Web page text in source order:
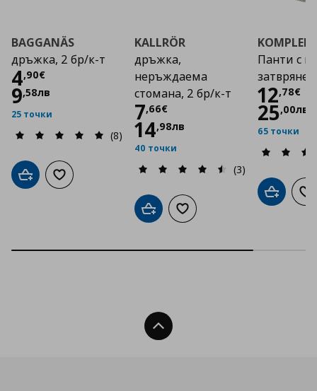
BAGGANÄS
дръжка, 2 бр/к-т
4,90€
Цена
9,58лв
25 точки
(8)
Добави в кошницата
Добави към списъка с любими
KALLRÖR
дръжка,
неръждаема
стомана, 2 бр/к-т
7,66€
Цена
14,98лв
40 точки
(3)
Добави в кошницата
Добави към списъка с
Панти с
затвряне
12,78€
Цена
25,00лв
65 точки
Добави
Нагоре